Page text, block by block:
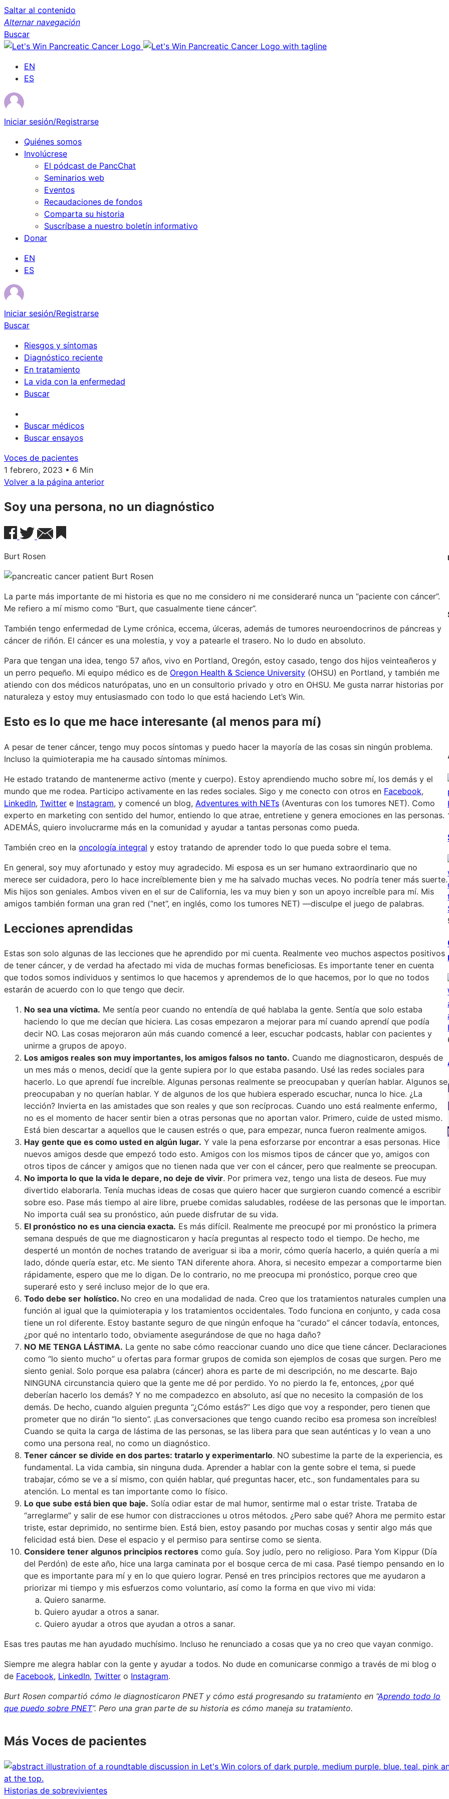
Saltar al contenido
Alternar navegación
Buscar
EN
ES
Iniciar sesión/Registrarse
Quiénes somos
Involúcrese
El pódcast de PancChat
Seminarios web
Eventos
Recaudaciones de fondos
Comparta su historia
Suscríbase a nuestro boletín informativo
Donar
EN
ES
Iniciar sesión/Registrarse
Buscar
Riesgos y síntomas
Diagnóstico reciente
En tratamiento
La vida con la enfermedad
Buscar
Buscar médicos
Buscar ensayos
Voces de pacientes
1 febrero, 2023 • 6 Min
Volver a la página anterior
Soy una persona, no un diagnóstico
Burt Rosen
La parte más importante de mi historia es que no me considero ni me consideraré nunca un “paciente con cáncer”.
Me refiero a mí mismo como “Burt, que casualmente tiene cáncer”.
También tengo enfermedad de Lyme crónica, eccema, úlceras, además de tumores neuroendocrinos de páncreas y
cáncer de riñón. El cáncer es una molestia, y voy a patearle el trasero. No lo dudo en absoluto.
Para que tengan una idea, tengo 57 años, vivo en Portland, Oregón, estoy casado, tengo dos hijos veinteañeros y
un perro pequeño. Mi equipo médico es de Oregon Health & Science University (OHSU) en Portland, y también me
atiendo con dos médicos naturópatas, uno en un consultorio privado y otro en OHSU. Me gusta narrar historias por
naturaleza y estoy muy entusiasmado con todo lo que está haciendo Let’s Win.
Esto es lo que me hace interesante (al menos para mí)
A pesar de tener cáncer, tengo muy pocos síntomas y puedo hacer la mayoría de las cosas sin ningún problema.
Incluso la quimioterapia me ha causado síntomas mínimos.
He estado tratando de mantenerme activo (mente y cuerpo). Estoy aprendiendo mucho sobre mí, los demás y el
mundo que me rodea. Participo activamente en las redes sociales. Sigo y me conecto con otros en Facebook,
LinkedIn, Twitter e Instagram, y comencé un blog, Adventures with NETs (Aventuras con los tumores NET). Como
experto en marketing con sentido del humor, entiendo lo que atrae, entretiene y genera emociones en las personas.
ADEMÁS, quiero involucrarme más en la comunidad y ayudar a tantas personas como pueda.
También creo en la oncología integral y estoy tratando de aprender todo lo que pueda sobre el tema.
En general, soy muy afortunado y estoy muy agradecido. Mi esposa es un ser humano extraordinario que no
merece ser cuidadora, pero lo hace increíblemente bien y me ha salvado muchas veces. No podría tener más suerte.
Mis hijos son geniales. Ambos viven en el sur de California, les va muy bien y son un apoyo increíble para mí. Mis
amigos también forman una gran red (“net”, en inglés, como los tumores NET) —disculpe el juego de palabras.
Lecciones aprendidas
Estas son solo algunas de las lecciones que he aprendido por mi cuenta. Realmente veo muchos aspectos positivos
de tener cáncer, y de verdad ha afectado mi vida de muchas formas beneficiosas. Es importante tener en cuenta
que todos somos individuos y sentimos lo que hacemos y aprendemos de lo que hacemos, por lo que no todos
estarán de acuerdo con lo que tengo que decir.
No sea una víctima. Me sentía peor cuando no entendía de qué hablaba la gente. Sentía que solo estaba
haciendo lo que me decían que hiciera. Las cosas empezaron a mejorar para mí cuando aprendí que podía
decir NO. Las cosas mejoraron aún más cuando comencé a leer, escuchar podcasts, hablar con pacientes y
unirme a grupos de apoyo.
Los amigos reales son muy importantes, los amigos falsos no tanto. Cuando me diagnosticaron, después de
un mes más o menos, decidí que la gente supiera por lo que estaba pasando. Usé las redes sociales para
hacerlo. Lo que aprendí fue increíble. Algunas personas realmente se preocupaban y querían hablar. Algunos se
preocupaban y no querían hablar. Y de algunos de los que hubiera esperado escuchar, nunca lo hice. ¿La
lección? Invierta en las amistades que son reales y que son recíprocas. Cuando uno está realmente enfermo,
no es el momento de hacer sentir bien a otras personas que no aportan valor. Primero, cuide de usted mismo.
Está bien descartar a aquellos que le causen estrés o que, para empezar, nunca fueron realmente amigos.
Hay gente que es como usted en algún lugar. Y vale la pena esforzarse por encontrar a esas personas. Hice
nuevos amigos desde que empezó todo esto. Amigos con los mismos tipos de cáncer que yo, amigos con
otros tipos de cáncer y amigos que no tienen nada que ver con el cáncer, pero que realmente se preocupan.
No importa lo que la vida le depare, no deje de vivir. Por primera vez, tengo una lista de deseos. Fue muy
divertido elaborarla. Tenía muchas ideas de cosas que quiero hacer que surgieron cuando comencé a escribir
sobre eso. Pase más tiempo al aire libre, pruebe comidas saludables, rodéese de las personas que le importan.
No importa cuál sea su pronóstico, aún puede disfrutar de su vida.
El pronóstico no es una ciencia exacta. Es más difícil. Realmente me preocupé por mi pronóstico la primera
semana después de que me diagnosticaron y hacía preguntas al respecto todo el tiempo. De hecho, me
desperté un montón de noches tratando de averiguar si iba a morir, cómo quería hacerlo, a quién quería a mi
lado, dónde quería estar, etc. Me siento TAN diferente ahora. Ahora, si necesito empezar a comportarme bien
rápidamente, espero que me lo digan. De lo contrario, no me preocupa mi pronóstico, porque creo que
superaré esto y seré incluso mejor de lo que era.
Todo debe ser holístico. No creo en una modalidad de nada. Creo que los tratamientos naturales cumplen una
función al igual que la quimioterapia y los tratamientos occidentales. Todo funciona en conjunto, y cada cosa
tiene un rol diferente. Estoy bastante seguro de que ningún enfoque ha “curado” el cáncer todavía, entonces,
¿por qué no intentarlo todo, obviamente asegurándose de que no haga daño?
NO ME TENGA LÁSTIMA. La gente no sabe cómo reaccionar cuando uno dice que tiene cáncer. Declaraciones
como “lo siento mucho” u ofertas para formar grupos de comida son ejemplos de cosas que surgen. Pero me
siento genial. Solo porque esa palabra (cáncer) ahora es parte de mi descripción, no me descarte. Bajo
NINGUNA circunstancia quiero que la gente me dé por perdido. Yo no pierdo la fe, entonces, ¿por qué
deberían hacerlo los demás? Y no me compadezco en absoluto, así que no necesito la compasión de los
demás. De hecho, cuando alguien pregunta “¿Cómo estás?” Les digo que voy a responder, pero tienen que
prometer que no dirán “lo siento”. ¡Las conversaciones que tengo cuando recibo esa promesa son increíbles!
Cuando se quita la carga de lástima de las personas, se las libera para que sean auténticas y lo vean a uno
como una persona real, no como un diagnóstico.
Tener cáncer se divide en dos partes: tratarlo y experimentarlo. NO subestime la parte de la experiencia, es
fundamental. La vida cambia, sin ninguna duda. Aprender a hablar con la gente sobre el tema, si puede
trabajar, cómo se ve a sí mismo, con quién hablar, qué preguntas hacer, etc., son fundamentales para su
atención. Lo mental es tan importante como lo físico.
Lo que sube está bien que baje. Solía odiar estar de mal humor, sentirme mal o estar triste. Trataba de
“arreglarme” y salir de ese humor con distracciones u otros métodos. ¿Pero sabe qué? Ahora me permito estar
triste, estar deprimido, no sentirme bien. Está bien, estoy pasando por muchas cosas y sentir algo más que
felicidad está bien. Dese el espacio y el permiso para sentirse como se sienta.
Considere tener algunos principios rectores como guía. Soy judío, pero no religioso. Para Yom Kippur (Día
del Perdón) de este año, hice una larga caminata por el bosque cerca de mi casa. Pasé tiempo pensando en lo
que es importante para mí y en lo que quiero lograr. Pensé en tres principios rectores que me ayudaron a
priorizar mi tiempo y mis esfuerzos como voluntario, así como la forma en que vivo mi vida:
Quiero sanarme.
Quiero ayudar a otros a sanar.
Quiero ayudar a otros que ayudan a otros a sanar.
Esas tres pautas me han ayudado muchísimo. Incluso he renunciado a cosas que ya no creo que vayan conmigo.
Siempre me alegra hablar con la gente y ayudar a todos. No dude en comunicarse conmigo a través de mi blog o
de Facebook, LinkedIn, Twitter o Instagram.
Burt Rosen compartió cómo le diagnosticaron PNET y cómo está progresando su tratamiento en “Aprendo todo lo
que puedo sobre PNET”. Pero una gran parte de su historia es cómo maneja su tratamiento.
Más Voces de pacientes
Historias de sobrevivientes